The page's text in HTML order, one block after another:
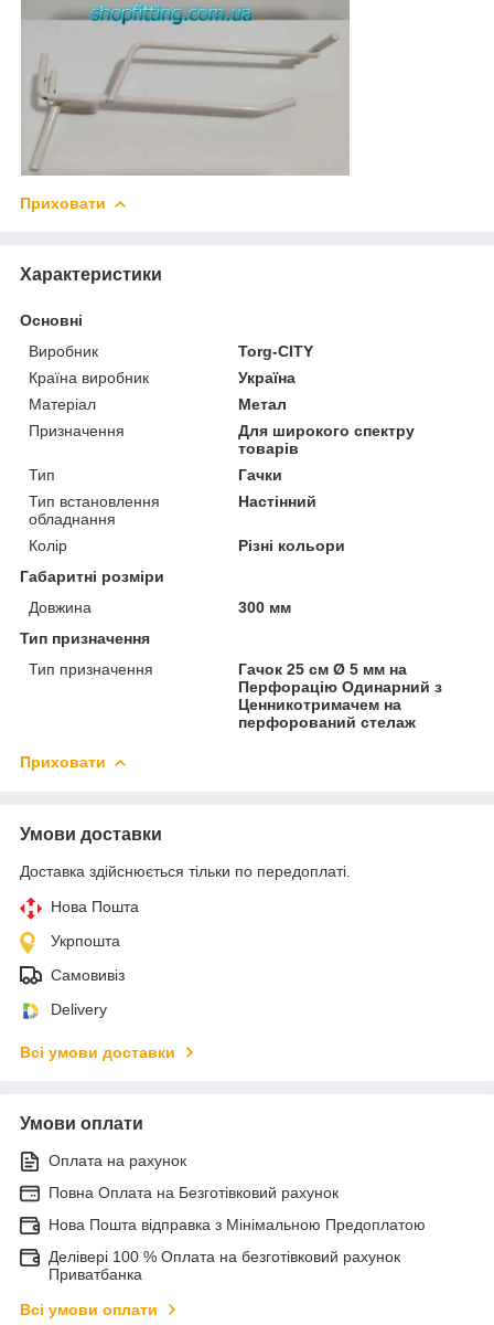
Приховати
Характеристики
Основні
Виробник
Torg-CITY
Країна виробник
Україна
Матеріал
Метал
Призначення
Для широкого спектру
товарів
Тип
Гачки
Тип встановлення
обладнання
Настінний
Колір
Різні кольори
Габаритні розміри
Довжина
300 мм
Тип призначення
Тип призначення
Гачок 25 см Ø 5 мм на
Перфорацію Одинарний з
Ценникотримачем на
перфорований стелаж
Приховати
Умови доставки
Доставка здійснюється тільки по передоплаті.
Нова Пошта
Укрпошта
Самовивіз
Delivery
Всі умови доставки
Умови оплати
Оплата на рахунок
Повна Оплата на Безготівковий рахунок
Нова Пошта відправка з Мінімальною Предоплатою
Делівері 100 % Оплата на безготівковий рахунок
Приватбанка
Всі умови оплати